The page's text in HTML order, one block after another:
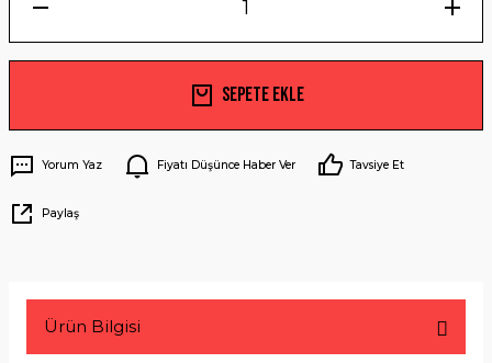
Sepete Ekle
Yorum Yaz Fiyatı Düşünce Haber Ver Tavsiye Et
Paylaş
Ürün Bilgisi